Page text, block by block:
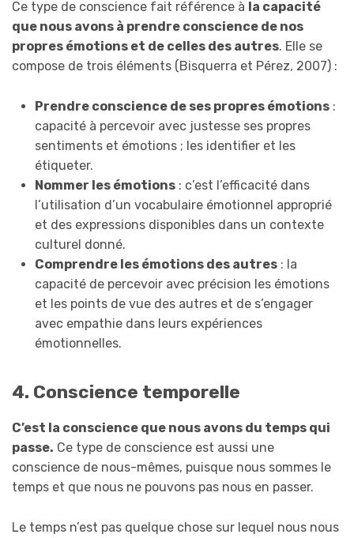
Ce type de conscience fait référence à la capacité
que nous avons à prendre conscience de nos
propres émotions et de celles des autres. Elle se
compose de trois éléments (Bisquerra et Pérez, 2007) :
Prendre conscience de ses propres émotions:
capacité à percevoir avec justesse ses propres
sentiments et émotions ; les identifier et les
étiqueter.
Nommer les émotions: c’est l’efficacité dans
l’utilisation d’un vocabulaire émotionnel approprié
et des expressions disponibles dans un contexte
culturel donné.
Comprendre les émotions des autres: la
capacité de percevoir avec précision les émotions
et les points de vue des autres et de s’engager
avec empathie dans leurs expériences
émotionnelles.
4. Conscience temporelle
C’est la conscience que nous avons du temps qui
passe. Ce type de conscience est aussi une
conscience de nous-mêmes, puisque nous sommes le
temps et que nous ne pouvons pas nous en passer.
Le temps n’est pas quelque chose sur lequel nous nous